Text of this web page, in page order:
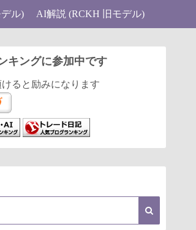
ル) AI解説 (RCKH 旧モデル)
キングに参加中です
ると励みになります